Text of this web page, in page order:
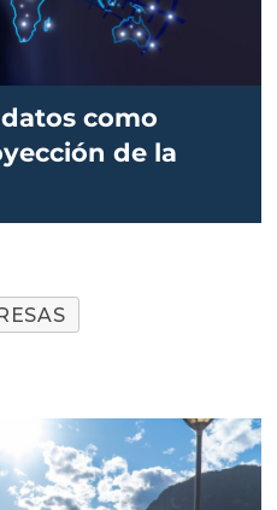
como
de la